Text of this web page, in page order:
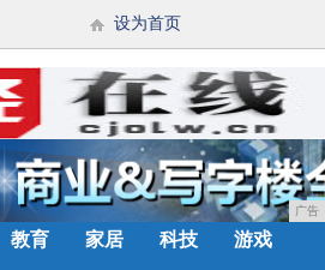
设为首页
广告
教育 家居 科技 游戏